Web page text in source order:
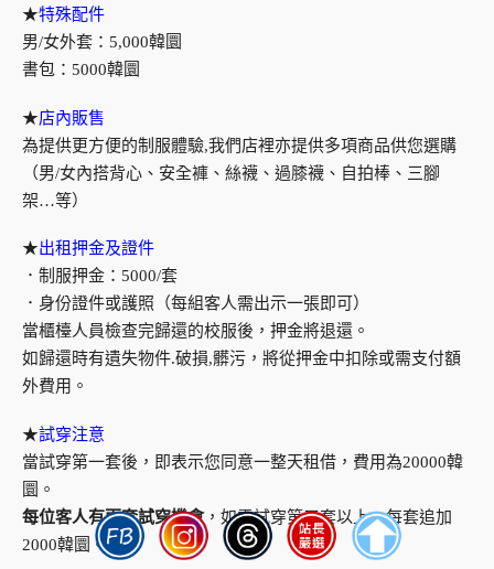
★特殊配件
男/女外套：5,000韓圜
書包：5000韓圜
★店內販售
為提供更方便的制服體驗,我們店裡亦提供多項商品供您選購
（男/女內搭背心、安全褲、絲襪、過膝襪、自拍棒、三腳
架…等）
★出租押金及證件
．制服押金：5000/套
．身份證件或護照（每組客人需出示一張即可）
當櫃檯人員檢查完歸還的校服後，押金將退還。
如歸還時有遺失物件.破損,髒污，將從押金中扣除或需支付額
外費用。
★試穿注意
當試穿第一套後，即表示您同意一整天租借，費用為20000韓
圜。
每位客人有兩套試穿機會，如需試穿第三套以上，每套追加
2000韓圜。